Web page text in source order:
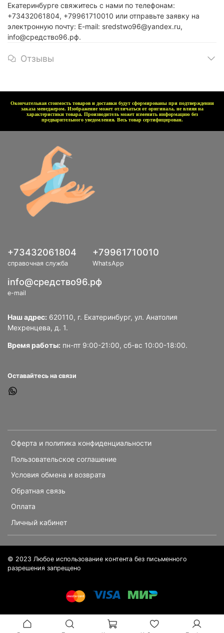
Екатеринбурге свяжитесь с нами по телефонам:
+73432061804, +79961710010 или отправьте заявку на
электронную почту: E-mail: sredstwo96@yandex.ru,
info@средство96.рф.
Отзывы
Окончательная стоимость товаров и доставки будут сформированы при подтверждении
заказа менеджером. Изображение может отличаться от оригинала, не влияя на
характеристики товара. Производитель может изменить информацию без
предварительного уведомления. Весь товар сертифицирован.
Оферта и политика конфиденциальности
Пользовательское соглашение
Условия обмена и возврата
Обратная связь
Оплата
Личный кабинет
+73432061804
справочная служба
+79961710010
WhatsApp
info@средство96.рф
e-mail
Наш адрес: 620110, г. Екатеринбург, ул. Анатолия
Мехренцева, д. 1.
Время работы: пн-пт 9:00-21:00, сб-вс 10:00-18:00.
Оставайтесь на связи
© 2023 Любое использование контента без письменного
разрешения запрещено